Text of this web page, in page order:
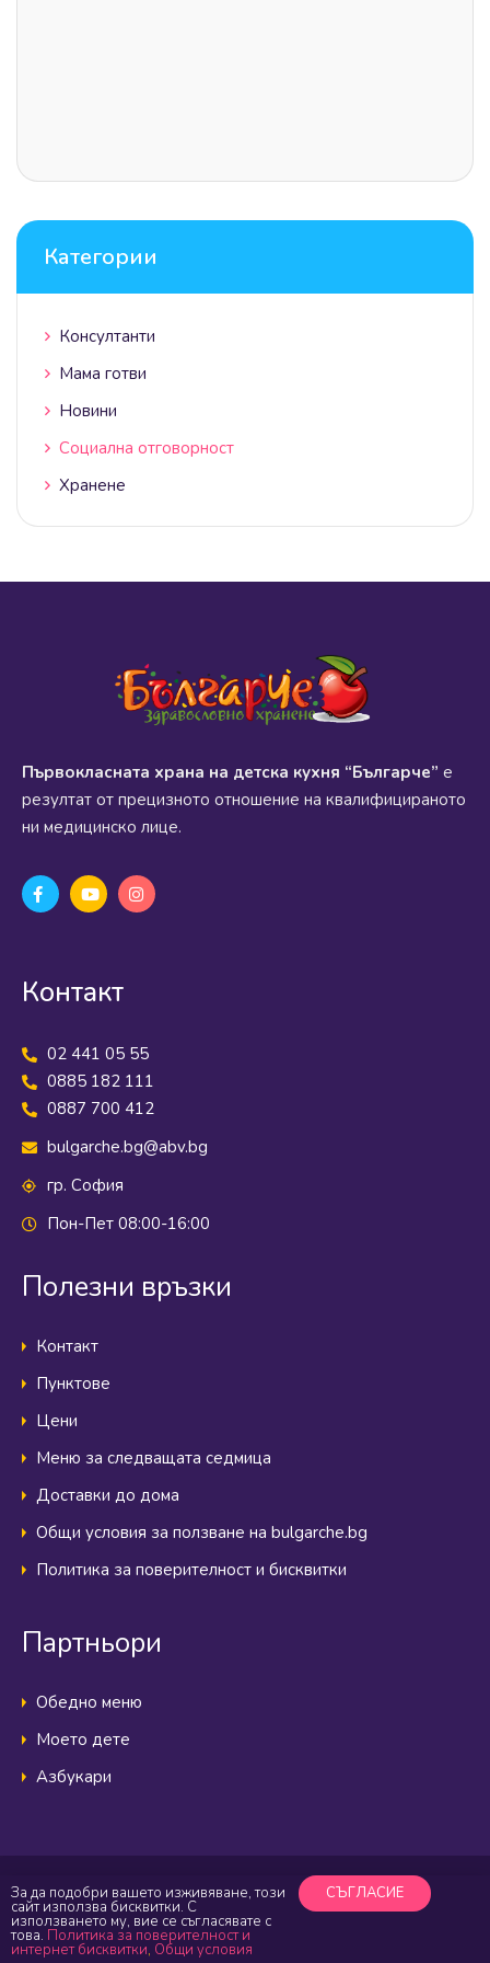
Категории
Консултанти
Мама готви
Новини
Социална отговорност
Хранене
Първокласната храна на детска кухня “Българче” е
резултат от прецизното отношение на квалифицираното
ни медицинско лице.
Контакт
02 441 05 55
0885 182 111
0887 700 412
bulgarche.bg@abv.bg
гр. София
Пон-Пет 08:00-16:00
Полезни връзки
Контакт
Пунктове
Цени
Меню за следващата седмица
Доставки до дома
Общи условия за ползване на bulgarche.bg
Политика за поверителност и бисквитки
Партньори
Обедно меню
Моето дете
Азбукари
Детска кухня Българчe © 2026 Всички права запазени
Карта на сайта
Социална отговорност
Политика за поверителност и бисквитки
За да подобри вашето изживяване, този
сайт използва бисквитки. С
използването му, вие се съгласявате с
това. Политика за поверителност и
интернет бисквитки, Общи условия
СЪГЛАСИЕ